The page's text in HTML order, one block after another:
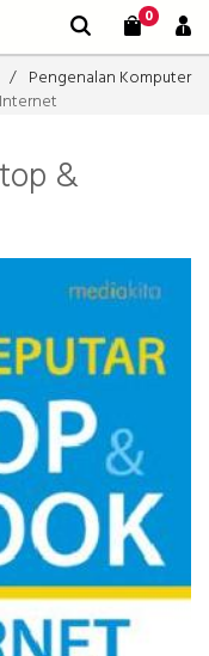
0
Pengenalan Komputer
&